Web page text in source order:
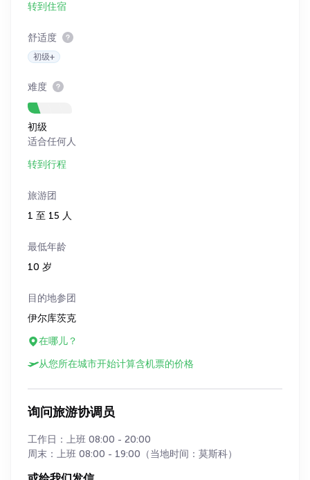
转到住宿
舒适度
初级+
难度
初级
适合任何人
转到行程
旅游团
1 至 15 人
最低年龄
10 岁
目的地参团
伊尔库茨克
在哪儿？
从您所在城市开始计算含机票的价格
询问旅游协调员
工作日：上班 08:00 - 20:00
周末：上班 08:00 - 19:00（当地时间：莫斯科）